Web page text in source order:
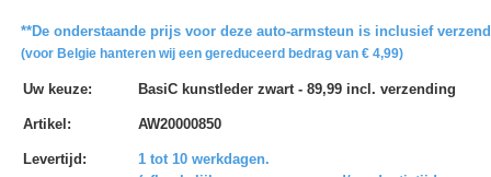
**De onderstaande prijs voor deze auto-armsteun is inclusief
(voor Belgie hanteren wij een gereduceerd bedrag van € 4,99)
Uw keuze: BasiC kunstleder zwart - 89,99 incl. verzending
Artikel: AW20000850
Levertijd:
1 tot 10 werkdagen.